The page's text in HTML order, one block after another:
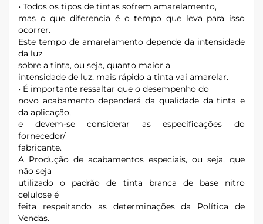
• Todos os tipos de tintas sofrem amarelamento,
mas o que diferencia é o tempo que leva para isso
ocorrer.
Este tempo de amarelamento depende da intensidade
da luz
sobre a tinta, ou seja, quanto maior a
intensidade de luz, mais rápido a tinta vai amarelar.
• É importante ressaltar que o desempenho do
novo acabamento dependerá da qualidade da tinta e
da aplicação,
e devem-se considerar as especificações do
fornecedor/
fabricante.
A Produção de acabamentos especiais, ou seja, que
não seja
utilizado o padrão de tinta branca de base nitro
celulose é
feita respeitando as determinações da Política de
Vendas.